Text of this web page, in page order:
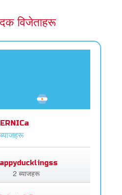
विजेताहरू
2 ब्याजहरू